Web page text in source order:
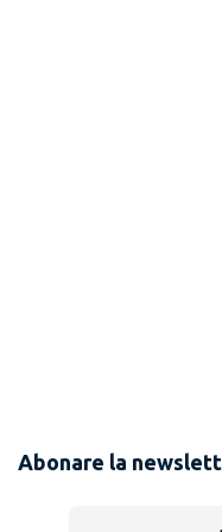
Abonare la